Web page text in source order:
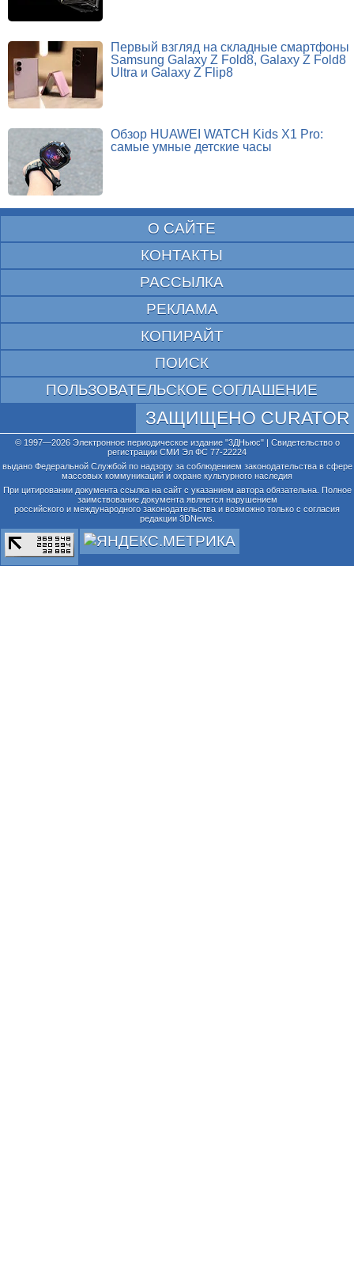
Первый взгляд на складные смартфоны
Samsung Galaxy Z Fold8, Galaxy Z Fold8
Ultra и Galaxy Z Flip8
Обзор HUAWEI WATCH Kids X1 Pro:
самые умные детские часы
О САЙТЕ
КОНТАКТЫ
РАССЫЛКА
РЕКЛАМА
КОПИРАЙТ
ПОИСК
ПОЛЬЗОВАТЕЛЬСКОЕ СОГЛАШЕНИЕ
ЗАЩИЩЕНО CURATOR
© 1997—2026 Электронное периодическое издание "3ДНьюс" | Свидетельство о
регистрации СМИ Эл ФС 77-22224
выдано Федеральной Службой по надзору за соблюдением законодательства в сфере
массовых коммуникаций и охране культурного наследия
При цитировании документа ссылка на сайт с указанием автора обязательна. Полное
заимствование документа является нарушением
российского и международного законодательства и возможно только с согласия
редакции 3DNews.